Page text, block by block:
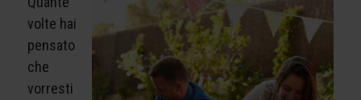
volte hai
pensato
che
vorresti